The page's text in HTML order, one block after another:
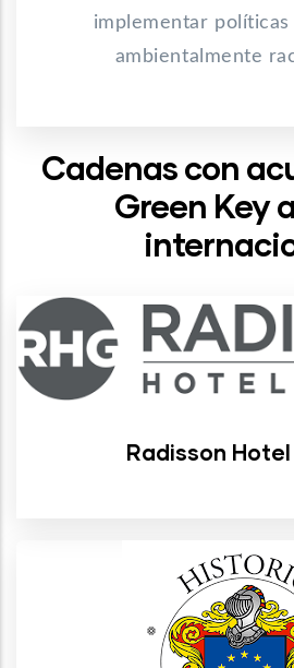
implementar
ambientalmente
Cadenas con
Green Key
Radisson